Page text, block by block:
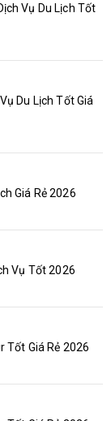
Vụ Du Lịch Tốt
Du Lịch Tốt Giá
Giá Rẻ 2026
Vụ Tốt 2026
Tốt Giá Rẻ 2026